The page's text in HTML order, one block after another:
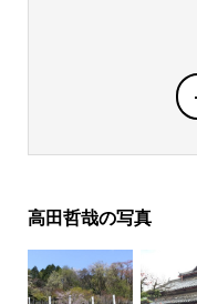
高田哲哉の写真